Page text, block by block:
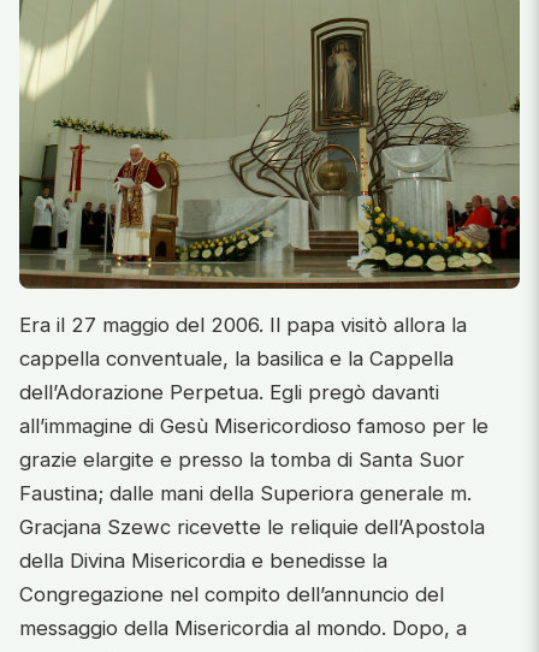
Era il 27 maggio del 2006. Il papa visitò allora la
cappella conventuale, la basilica e la Cappella
dell’Adorazione Perpetua. Egli pregò davanti
all’immagine di Gesù Misericordioso famoso per le
grazie elargite e presso la tomba di Santa Suor
Faustina; dalle mani della Superiora generale m.
Gracjana Szewc ricevette le reliquie dell’Apostola
della Divina Misericordia e benedisse la
Congregazione nel compito dell’annuncio del
messaggio della Misericordia al mondo. Dopo, a